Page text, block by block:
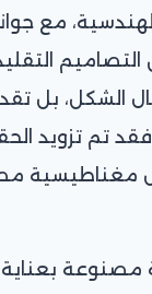
الشكل، بل
فقد تم تزويد
مغناطيسية
مصنوعة